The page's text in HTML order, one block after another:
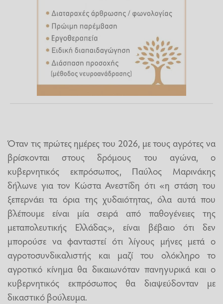
Όταν τις πρώτες ημέρες του 2026, με τους αγρότες να
βρίσκονται στους δρόμους του αγώνα, ο
κυβερνητικός εκπρόσωπος, Παύλος Μαρινάκης
δήλωνε για τον Κώστα Ανεστίδη ότι «η στάση του
ξεπερνάει τα όρια της χυδαιότητας, όλα αυτά που
βλέπουμε είναι μία σειρά από παθογένειες της
μεταπολευτικής Ελλάδας», είναι βέβαιο ότι δεν
μπορούσε να φανταστεί ότι λίγους μήνες μετά ο
αγροτοσυνδικαλιστής και μαζί του ολόκληρο το
αγροτικό κίνημα θα δικαιωνόταν πανηγυρικά και ο
κυβερνητικός εκπρόσωπος θα διαψεύδονταν με
δικαστικό βούλευμα.